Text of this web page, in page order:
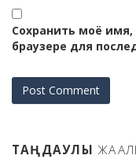
Сохранить моё
браузере для
ТАҢДАУЛЫ